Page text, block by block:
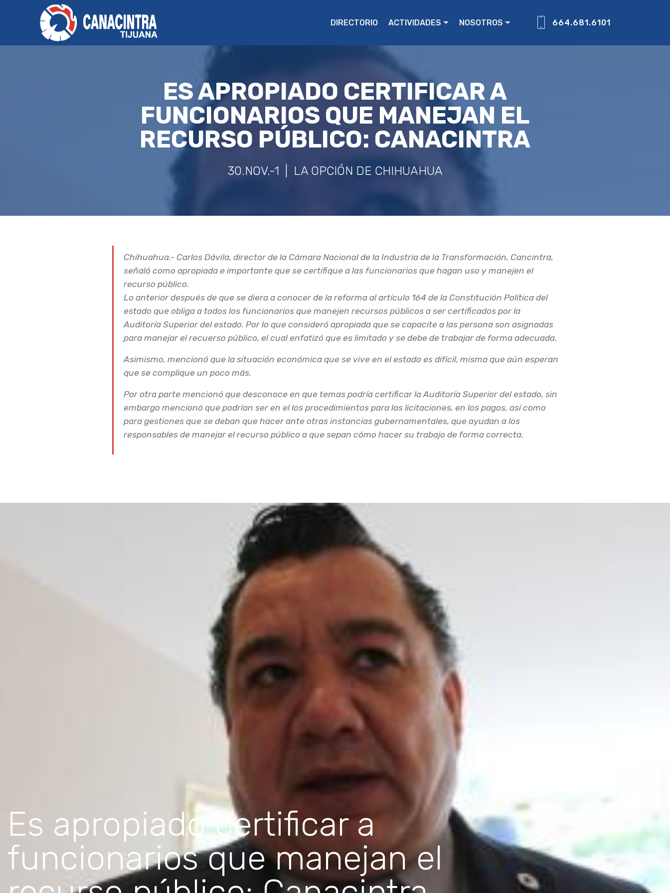
DIRECTORIO ACTIVIDADES NOSOTROS 664.681.6101
ES APROPIADO CERTIFICAR A
FUNCIONARIOS QUE MANEJAN EL
RECURSO PÚBLICO: CANACINTRA
30.NOV.-1 | LA OPCIÓN DE CHIHUAHUA
Chihuahua.- Carlos Dávila, director de la Cámara Nacional de la Industria de la Transformación, Cancintra,
señaló como apropiada e importante que se certifique a las funcionarios que hagan uso y manejen el
recurso público.
Lo anterior después de que se diera a conocer de la reforma al artículo 164 de la Constitución Política del
estado que obliga a todos los funcionarios que manejen recursos públicos a ser certificados por la
Auditoría Superior del estado. Por lo que consideró apropiada que se capacite a las persona son asignadas
para manejar el recuerso público, el cual enfatizó que es limitado y se debe de trabajar de forma adecuada.
Asimismo, mencionó que la situación económica que se vive en el estado es difícil, misma que aún esperan
que se complique un poco más.
Por otra parte mencionó que desconoce en que temas podría certificar la Auditoría Superior del estado, sin
embargo mencionó que podrían ser en el los procedimientos para las licitaciones, en los pagos, así como
para gestiones que se deban que hacer ante otras instancias gubernamentales, que ayudan a los
responsables de manejar el recurso público a que sepan cómo hacer su trabajo de forma correcta.
Es apropiado certificar a
funcionarios que manejan el